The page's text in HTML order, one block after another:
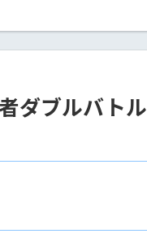
ダブルバトル